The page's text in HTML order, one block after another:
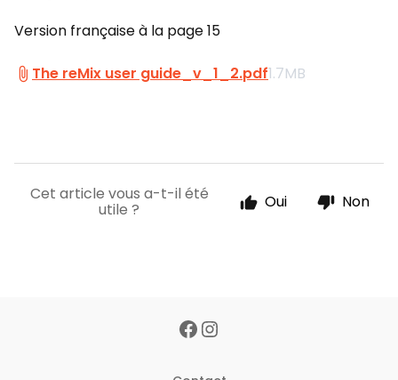
Version française à la page 15
The reMix user guide_v_1_2.pdf1.7MB
Cet article vous a-t-il été
utile ? Oui Non